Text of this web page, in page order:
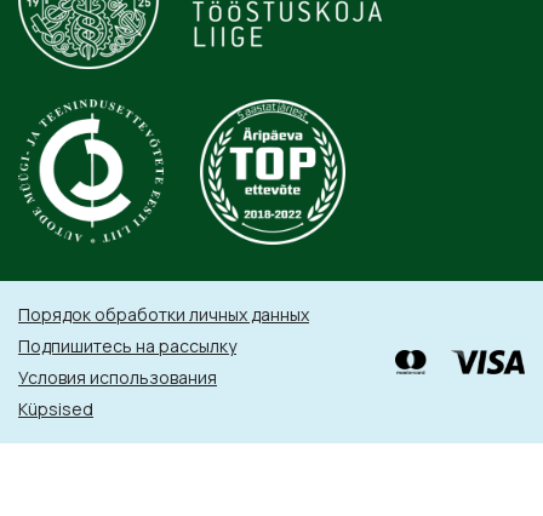
Порядок обработки личных данных
Подпишитесь на рассылку
Условия использования
Küpsised